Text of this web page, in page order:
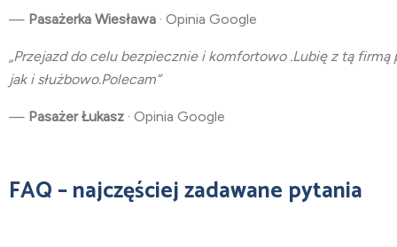
— Pasażerka Wiesława · Opinia Google
„Przejazd do celu bezpiecznie i komfortowo .Lubię z tą
jak i służbowo.Polecam”
— Pasażer Łukasz · Opinia Google
FAQ – najczęściej zadawane pytania